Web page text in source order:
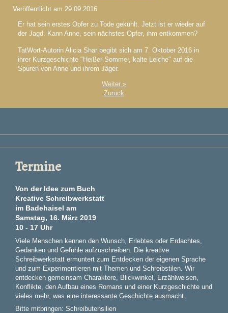
Veröffentlicht am 29.09.2016
Er hat sein erstes Opfer zu Tode gekühlt. Jetzt ist er wieder auf
der Jagd. Kann Anne, sein nächstes Opfer, ihm entkommen?
TatWort-Autorin Alicia Shar begibt sich am 7. Oktober 2016 in
ihrer Kurzgeschichte "Heißer Sommer, kalte Leiche" auf die
Spuren von Anne und ihrem Jäger.
Weiter »
Zurück
Termine
Von der Idee zum Buch
Kreative Schreibwerkstatt
im Badehaisel am
Samstag, 16. März 2019
10 - 17 Uhr
Viele Menschen kennen den Wunsch, Erlebtes oder Erdachtes,
Gedanken und Gefühle aufzuschreiben. Die kreative
Schreibwerkstatt ermuntert zum Entdecken der eigenen Sprache
und zum Experimentieren mit Themen und Schreibstilen. Wir
entdecken gemeinsam Charaktere, Blickwinkel, Erzählweisen,
Konflikte, den Aufbau eines Romans und einer Kurzgeschichte und
vieles mehr, was eine interessante Geschichte ausmacht.
Bitte mitbringen: Schreibutensilien